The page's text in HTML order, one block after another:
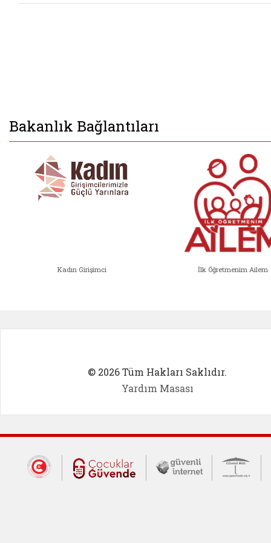
Bakanlık Bağlantıları
Kadın Girişimci İlk Öğretmenim Ailem
© 2026 Tüm Hakları Saklıdır.
Yardım Masası
Dış Bağlantılar
Cumhurbaşkanlığı İletişim Merkezi
Çocuklar Güvende (yeni
Güvenli